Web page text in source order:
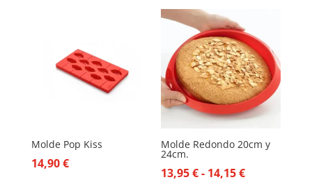
Molde Pop Kiss
14,90€
Molde Redondo 20cm y
24cm.
13,95€- 14,15€Rango